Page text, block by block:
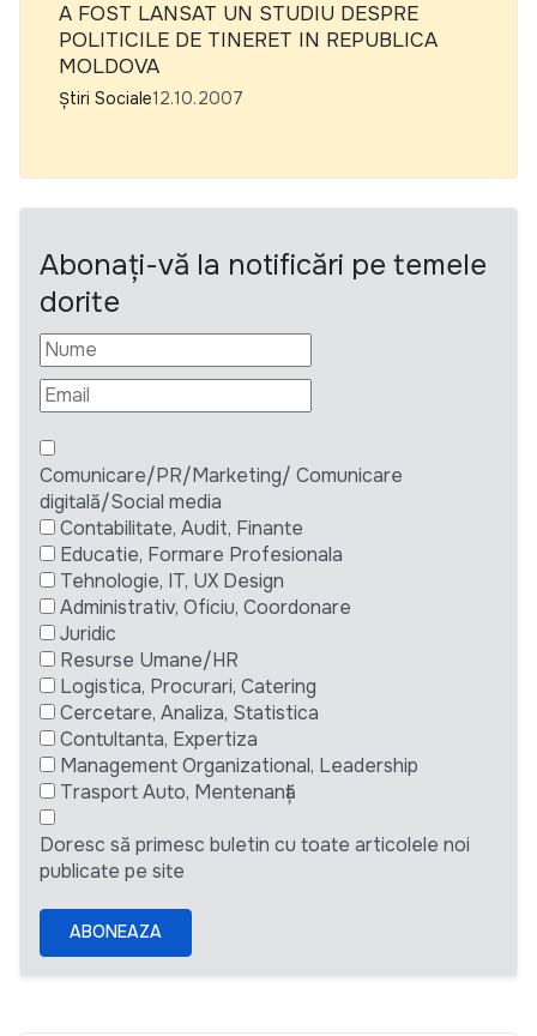
A FOST LANSAT UN STUDIU DESPRE
POLITICILE DE TINERET IN REPUBLICA
MOLDOVA
Știri Sociale12.10.2007
Abonați-vă la notificări pe temele
dorite
Comunicare/PR/Marketing/ Comunicare
digitală/Social media
Contabilitate, Audit, Finante
Educatie, Formare Profesionala
Tehnologie, IT, UX Design
Administrativ, Oficiu, Coordonare
Juridic
Resurse Umane/HR
Logistica, Procurari, Catering
Cercetare, Analiza, Statistica
Contultanta, Expertiza
Management Organizational, Leadership
Trasport Auto, Mentenanță
Doresc să primesc buletin cu toate articolele noi
publicate pe site
ABONEAZA